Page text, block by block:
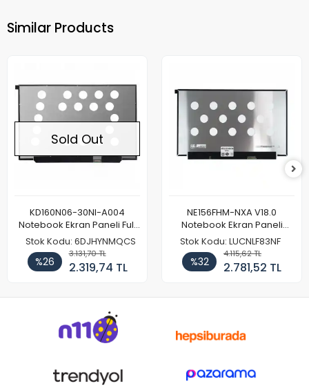
Similar Products
Sold Out
KD160N06-30NI-A004
Notebook Ekran Paneli Full
HD
Stok Kodu: 6DJHYNMQCS
%26
3.131,70 TL
2.319,74 TL
NE156FHM-NXA V18.0
Notebook Ekran Paneli
144Hz
Stok Kodu: LUCNLF83NF
%32
4.115,62 TL
2.781,52 TL